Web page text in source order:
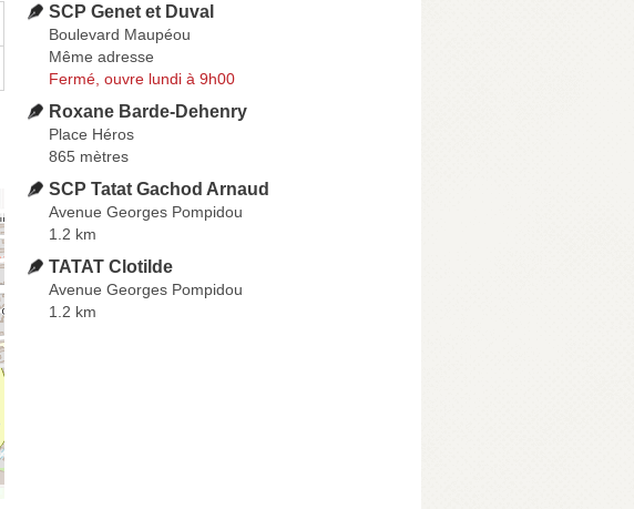
SCP Genet et Duval
Boulevard Maupéou
Même adresse
Fermé, ouvre lundi à 9h00
Roxane Barde-Dehenry
Place Héros
865 mètres
SCP Tatat Gachod Arnaud
Avenue Georges Pompidou
1.2 km
TATAT Clotilde
Avenue Georges Pompidou
1.2 km